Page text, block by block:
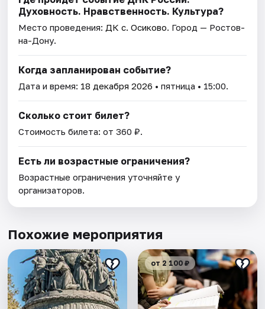
Духовность. Нравственность. Культура?
Место проведения: ДК с. Осиково. Город — Ростов-
на-Дону.
Когда запланирован событие?
Дата и время: 18 декабря 2026 • пятница • 15:00.
Сколько стоит билет?
Стоимость билета: от 360 ₽.
Есть ли возрастные ограничения?
Возрастные ограничения уточняйте у
организаторов.
Похожие мероприятия
от 2 100 ₽